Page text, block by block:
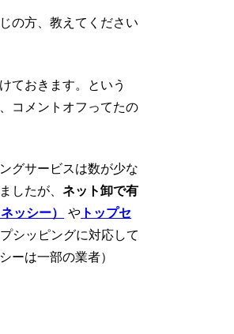
の方、教えてください
ておきます。という
コメントオフってたの
グサービスは数が少な
したが、ネット卸で有
ッシー） や トップセ
プシッピングに対応して
ーは一部の業者）